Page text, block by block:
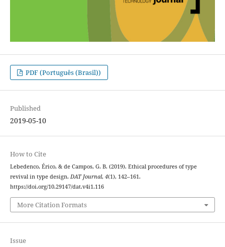
PDF (Português (Brasil))
Published
2019-05-10
How to Cite
Lebedenco, Érico, & de Campos, G. B. (2019). Ethical procedures of type
revival in type design. DAT Journal, 4(1), 142–161.
https://doi.org/10.29147/dat.v4i1.116
More Citation Formats
Issue